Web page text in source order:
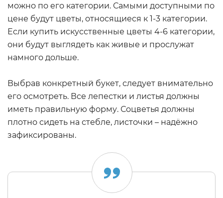
можно по его категории. Самыми доступными по
цене будут цветы, относящиеся к 1-3 категории.
Если купить искусственные цветы 4-6 категории,
они будут выглядеть как живые и прослужат
намного дольше.
Выбрав конкретный букет, следует внимательно
его осмотреть. Все лепестки и листья должны
иметь правильную форму. Соцветья должны
плотно сидеть на стебле, листочки – надёжно
зафиксированы.